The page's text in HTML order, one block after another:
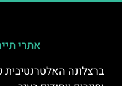
אתרי
ברצלונה